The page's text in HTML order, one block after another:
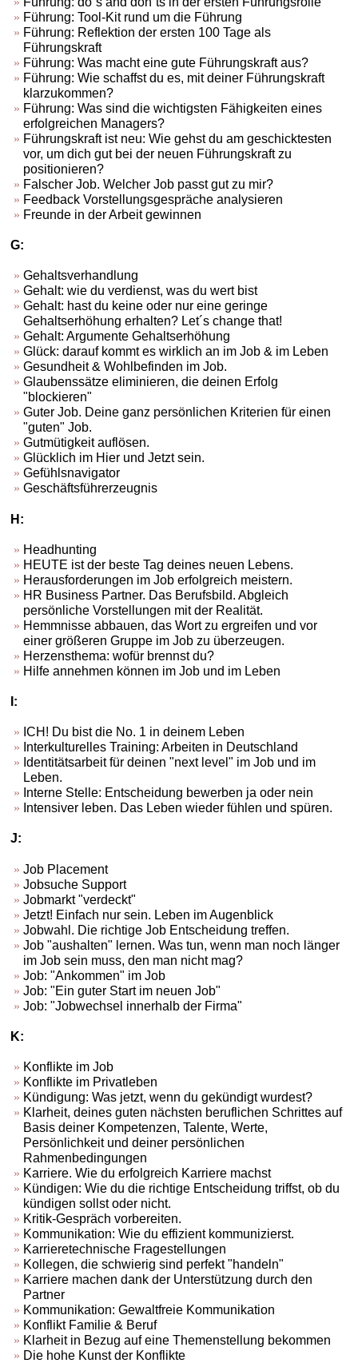
Führung: Tool-Kit rund um die Führung
Führung: Reflektion der ersten 100 Tage als
Führungskraft
Führung: Was macht eine gute Führungskraft aus?
Führung: Wie schaffst du es, mit deiner Führungskraft
klarzukommen?
Führung: Was sind die wichtigsten Fähigkeiten eines
erfolgreichen Managers?
Führungskraft ist neu: Wie gehst du am geschicktesten
vor, um dich gut bei der neuen Führungskraft zu
positionieren?
Falscher Job. Welcher Job passt gut zu mir?
Feedback Vorstellungsgespräche analysieren
Freunde in der Arbeit gewinnen
G:
Gehaltsverhandlung
Gehalt: wie du verdienst, was du wert bist
Gehalt: hast du keine oder nur eine geringe
Gehaltserhöhung erhalten? Let´s change that!
Gehalt: Argumente Gehaltserhöhung
Glück: darauf kommt es wirklich an im Job & im Leben
Gesundheit & Wohlbefinden im Job.
Glaubenssätze eliminieren, die deinen Erfolg
"blockieren"
Guter Job. Deine ganz persönlichen Kriterien für einen
"guten" Job.
Gutmütigkeit auflösen.
Glücklich im Hier und Jetzt sein.
Gefühlsnavigator
Geschäftsführerzeugnis
H:
Headhunting
HEUTE ist der beste Tag deines neuen Lebens.
Herausforderungen im Job erfolgreich meistern.
HR Business Partner. Das Berufsbild. Abgleich
persönliche Vorstellungen mit der Realität.
Hemmnisse abbauen, das Wort zu ergreifen und vor
einer größeren Gruppe im Job zu überzeugen.
Herzensthema: wofür brennst du?
Hilfe annehmen können im Job und im Leben
I:
ICH! Du bist die No. 1 in deinem Leben
Interkulturelles Training: Arbeiten in Deutschland
Identitätsarbeit für deinen "next level" im Job und im
Leben.
Interne Stelle: Entscheidung bewerben ja oder nein
Intensiver leben. Das Leben wieder fühlen und spüren.
J:
Job Placement
Jobsuche Support
Jobmarkt "verdeckt"
Jetzt! Einfach nur sein. Leben im Augenblick
Jobwahl. Die richtige Job Entscheidung treffen.
Job "aushalten" lernen. Was tun, wenn man noch länger
im Job sein muss, den man nicht mag?
Job: "Ankommen" im Job
Job: "Ein guter Start im neuen Job"
Job: "Jobwechsel innerhalb der Firma"
K:
Konflikte im Job
Konflikte im Privatleben
Kündigung: Was jetzt, wenn du gekündigt wurdest?
Klarheit, deines guten nächsten beruflichen Schrittes auf
Basis deiner Kompetenzen, Talente, Werte,
Persönlichkeit und deiner persönlichen
Rahmenbedingungen
Karriere. Wie du erfolgreich Karriere machst
Kündigen: Wie du die richtige Entscheidung triffst, ob du
kündigen sollst oder nicht.
Kritik-Gespräch vorbereiten.
Kommunikation: Wie du effizient kommunizierst.
Karrieretechnische Fragestellungen
Kollegen, die schwierig sind perfekt "handeln"
Karriere machen dank der Unterstützung durch den
Partner
Kommunikation: Gewaltfreie Kommunikation
Konflikt Familie & Beruf
Klarheit in Bezug auf eine Themenstellung bekommen
Die hohe Kunst der Konflikte